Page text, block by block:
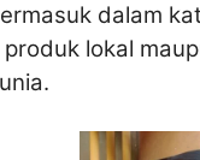
dalam
lokal